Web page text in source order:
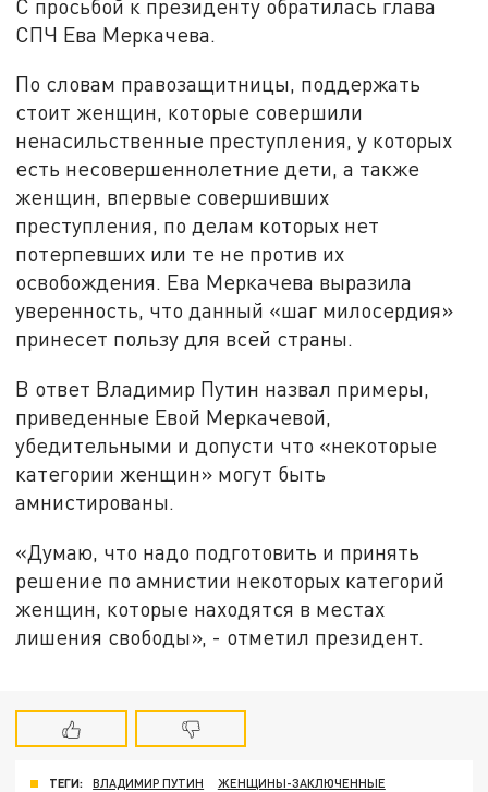
С просьбой к президенту обратилась глава
СПЧ Ева Меркачева.
По словам правозащитницы, поддержать
стоит женщин, которые совершили
ненасильственные преступления, у которых
есть несовершеннолетние дети, а также
женщин, впервые совершивших
преступления, по делам которых нет
потерпевших или те не против их
освобождения. Ева Меркачева выразила
уверенность, что данный «шаг милосердия»
принесет пользу для всей страны.
В ответ Владимир Путин назвал примеры,
приведенные Евой Меркачевой,
убедительными и допусти что «некоторые
категории женщин» могут быть
амнистированы.
«Думаю, что надо подготовить и принять
решение по амнистии некоторых категорий
женщин, которые находятся в местах
лишения свободы», - отметил президент.
ТЕГИ: ВЛАДИМИР ПУТИН ЖЕНЩИНЫ-ЗАКЛЮЧЕННЫЕ